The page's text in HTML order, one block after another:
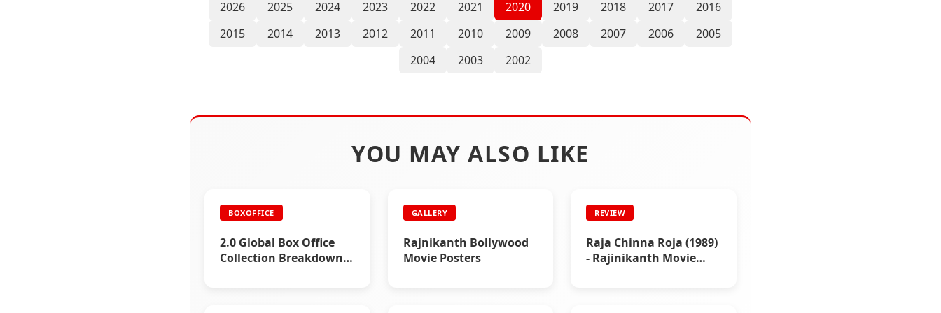
2026 2025 2024 2023 2022 2021 2020 2019 2018 2017
2016
2015
2014 2013 2012 2011 2010 2009 2008 2007 2006
2005
2004
2003 2002
YOU MAY ALSO LIKE
BOXOFFICE
2.0 Global Box Office
Collection Breakdown -
GALLERY
Rajnikanth Bollywood
Movie Posters
REVIEW
Raja Chinna Roja (1989)
- Rajinikanth Movie